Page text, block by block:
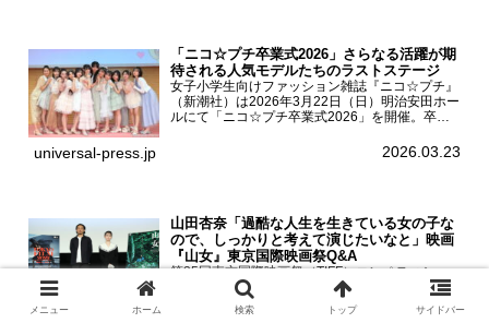
「ニコ☆プチ卒業式2026」さらなる活躍が期
待される人気モデルたちのラストステージ
女子小学生向けファッション雑誌『ニコ☆プチ』
（新潮社）は2026年3月22日（日）明治安田ホー
ルにて「ニコ☆プチ卒業式2026」を開催。卒業
ん、末永ひなた、高梨琴乃、土井ありさ、藤田蒼
universal-press.jp 2026.03.23
山田杏奈「過酷な人生を生きている女の子な
ので、しっかりと考えて演じたいなと」映画
『山女』東京国際映画祭Q&A
第35回東京国際映画祭（TIFF）コンペティショ
ン部門作品で、2023年公開予定の映画『山女』
の質疑応答（Q&A）が丸の内TOEIで開催され、
主演を務めた女優の山田杏奈、監督の福永壮志が
メニュー ホーム 検索 トップ サイドバー